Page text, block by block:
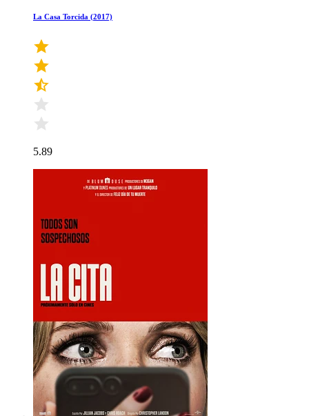
La Casa Torcida (2017)
5.89